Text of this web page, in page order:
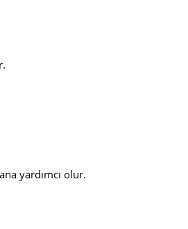
yardımcı olur.